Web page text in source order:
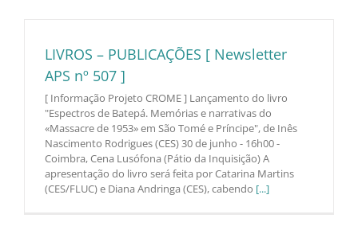
LIVROS – PUBLICAÇÕES [ Newsletter
APS nº 507 ]
[ Informação Projeto CROME ] Lançamento do livro
"Espectros de Batepá. Memórias e narrativas do
«Massacre de 1953» em São Tomé e Príncipe", de Inês
Nascimento Rodrigues (CES) 30 de junho - 16h00 -
Coimbra, Cena Lusófona (Pátio da Inquisição) A
apresentação do livro será feita por Catarina Martins
(CES/FLUC) e Diana Andringa (CES), cabendo [...]